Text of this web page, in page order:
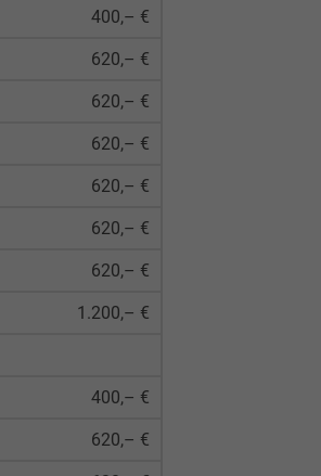
400,– €
620,– €
620,– €
620,– €
620,– €
620,– €
620,– €
1.200,– €
400,– €
620,– €